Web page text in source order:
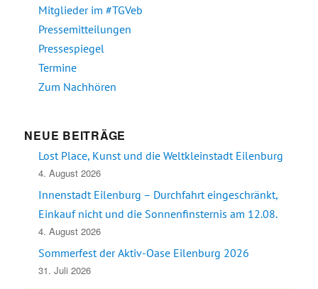
Mitglieder im #TGVeb
Pressemitteilungen
Pressespiegel
Termine
Zum Nachhören
NEUE BEITRÄGE
Lost Place, Kunst und die Weltkleinstadt Eilenburg
4. August 2026
Innenstadt Eilenburg – Durchfahrt eingeschränkt,
Einkauf nicht und die Sonnenfinsternis am 12.08.
4. August 2026
Sommerfest der Aktiv-Oase Eilenburg 2026
31. Juli 2026